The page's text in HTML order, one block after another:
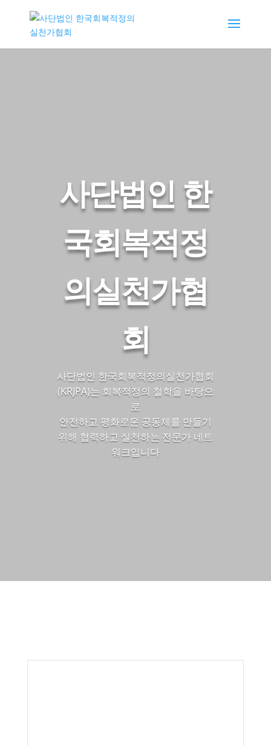
사단법인 한
국회복적정
의실천가협
회
사단법인 한국회복적정의실천가협회
(KRJPA)는 회복적정의 철학을 바탕으
로
안전하고 평화로운 공동체를 만들기
위해 협력하고 실천하는 전문가 네트
워크입니다